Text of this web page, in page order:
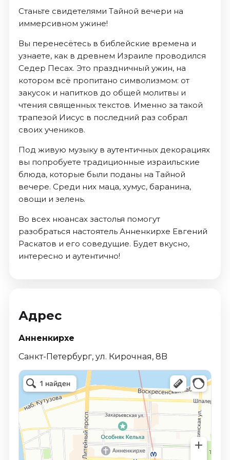
Станьте свидетелями Тайной вечери на
иммерсивном ужине!
Вы перенесётесь в библейские времена и
узнаете, как в древнем Израиле проводился
Седер Песах. Это праздничный ужин, на
котором всё пропитано символизмом: от
закусок и напитков до общей молитвы и
чтения священных текстов. Именно за такой
трапезой Иисус в последний раз собрал
своих учеников.
Под живую музыку в аутентичных декорациях
вы попробуете традиционные израильские
блюда, которые были поданы на Тайной
вечере. Среди них маца, хумус, баранина,
овощи и зелень.
Во всех нюансах застолья помогут
разобраться настоятель Анненкирхе Евгений
Раскатов и его соведущие. Будет вкусно,
интересно и аутентично!
Адрес
Анненкирхе
Санкт-Петербург, ул. Кирочная, 8B